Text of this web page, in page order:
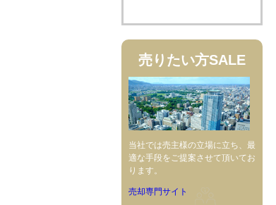
売りたい方SALE
当社では売主様の立場に立ち、最
適な手段をご提案させて頂いてお
ります。
売却専門サイト